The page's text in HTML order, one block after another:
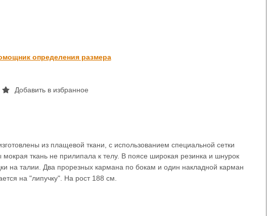
определения размера
Добавить в избранное
из плащевой ткани, с использованием специальной сетки
мокрая ткань не прилипала к телу. В поясе широкая резинка и шнурок
на талии. Два прорезных кармана по бокам и один накладной карман
на "липучку". На рост 188 см.